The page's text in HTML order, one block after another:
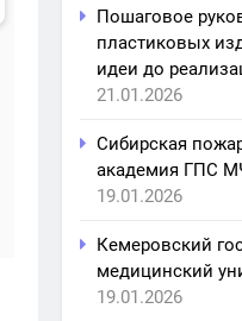
Пошаговое
пластиковых
идеи до
21.01.2026
Сибирская
академия ГПС
19.01.2026
Кемеровский
медицинский
19.01.2026